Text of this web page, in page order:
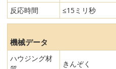
反応時間
≤15ミリ秒
機械データ
ハウジング材
きんぞく